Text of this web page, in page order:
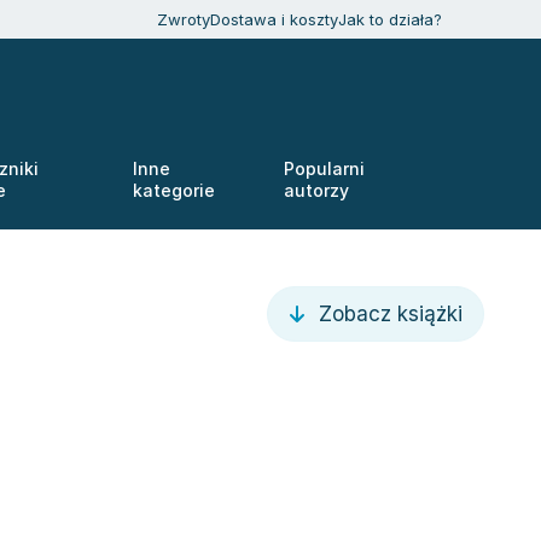
ZwrotyDostawa i kosztyJak to działa?
Inne
kategorie
Popularni
autorzy
Zobacz książki